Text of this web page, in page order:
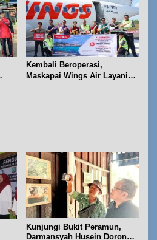
Kembali Beroperasi,
Maskapai Wings Air Layani
Kunjungi Bukit Peramun,
Darmansyah Husein Dorong